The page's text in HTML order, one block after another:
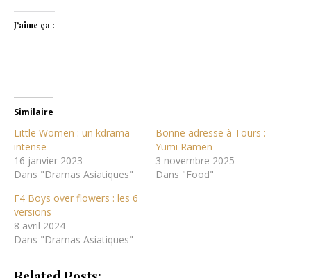
J’aime ça :
Similaire
Little Women : un kdrama
intense
16 janvier 2023
Dans "Dramas Asiatiques"
Bonne adresse à Tours :
Yumi Ramen
3 novembre 2025
Dans "Food"
F4 Boys over flowers : les 6
versions
8 avril 2024
Dans "Dramas Asiatiques"